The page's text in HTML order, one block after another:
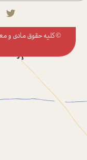
© کلیه حقوق مادی و